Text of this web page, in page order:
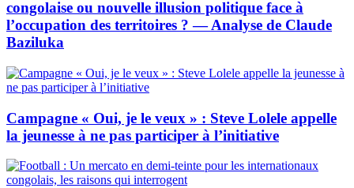
congolaise ou nouvelle illusion politique face à
l’occupation des territoires ? — Analyse de Claude
Baziluka
Campagne « Oui, je le veux » : Steve Lolele appelle
la jeunesse à ne pas participer à l’initiative